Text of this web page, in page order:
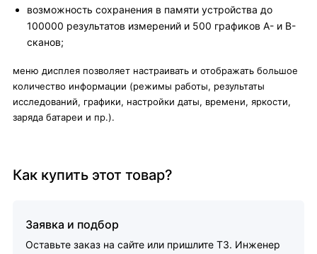
возможность сохранения в памяти устройства до
100000 результатов измерений и 500 графиков А- и В-
сканов;
меню дисплея позволяет настраивать и отображать большое
количество информации (режимы работы, результаты
исследований, графики, настройки даты, времени, яркости,
заряда батареи и пр.).
Как купить этот товар?
Заявка и подбор
Оставьте заказ на сайте или пришлите ТЗ. Инженер